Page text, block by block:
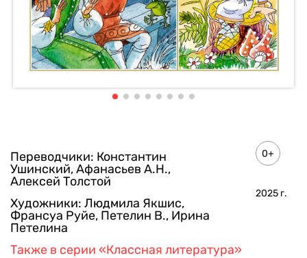
Переводчики: Константин
Ушинский,Афанасьев А.Н.,
Алексей Толстой
Художники: Людмила Якшис,
Франсуа Руйе, Петелин В., Ирина
Петелина
0+
2025 г.
Также в серии «Классная литература»